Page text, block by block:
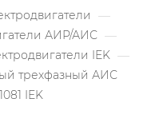
—
АИР/АИС —
IEK —
трехфазный АИС
IEK